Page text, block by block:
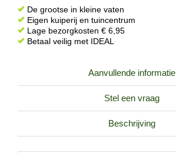
van
RVS
van
merk
De grootse in kleine vaten
Eigen kuiperij en tuincentrum
Lage bezorgkosten € 6,95
Betaal veilig met IDEAL
Aanvullende informatie
Stel een vraag
Beschrijving